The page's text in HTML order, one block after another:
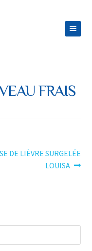
Ouvrir
enfant
menu
enfant
FRAIS
DE LIÈVRE SURGELÉE
LOUISA